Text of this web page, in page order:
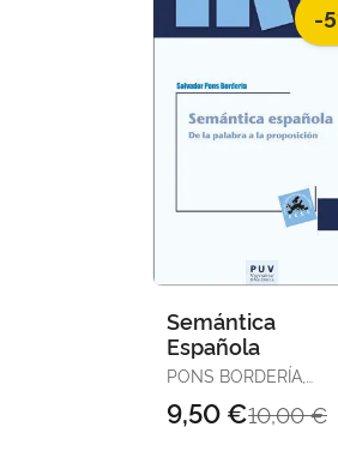
-
Semántica
Española
PONS BORDERÍA,
10,00 €
9,50 €